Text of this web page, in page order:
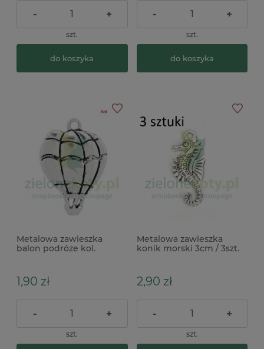
- +
szt.
do koszyka
- +
szt.
do koszyka
Metalowa zawieszka
balon podróże kol.
1,90 zł
- +
szt.
Metalowa zawieszka
konik morski 3cm / 3szt.
2,90 zł
- +
szt.